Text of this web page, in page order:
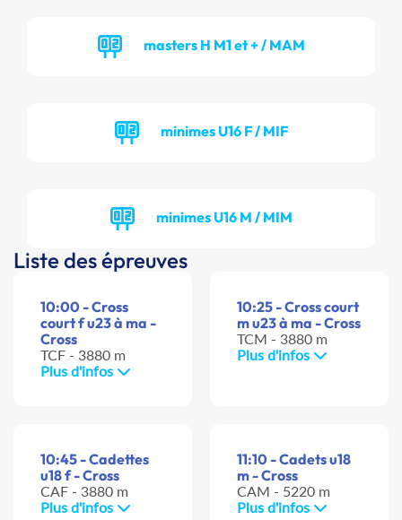
masters H M1 et + / MAM
minimes U16 F / MIF
minimes U16 M / MIM
Liste des épreuves
10:00 - Cross
court f u23 à ma -
Cross
TCF - 3880 m
Plus d'infos
10:25 - Cross court
m u23 à ma - Cross
TCM - 3880 m
Plus d'infos
10:45 - Cadettes
u18 f - Cross
CAF - 3880 m
Plus d'infos
11:10 - Cadets u18
m - Cross
CAM - 5220 m
Plus d'infos